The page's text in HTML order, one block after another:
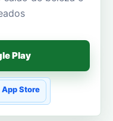
Play
App Store